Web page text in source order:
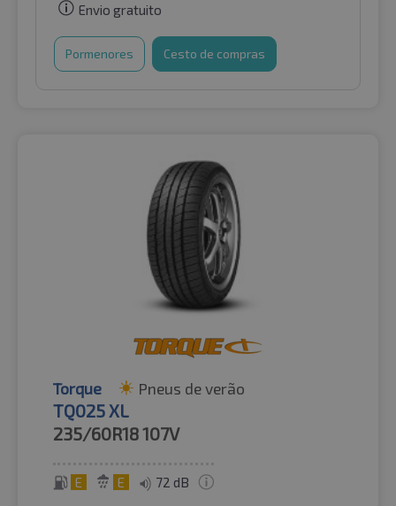
Envio gratuito
Pormenores Cesto de compras
Torque Pneus de verão
TQ025 XL
235/60R18107V
E E 72 dB